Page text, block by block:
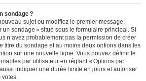
sondage ?
sujet ou modifiez le premier message,
un sondage » situé sous le formulaire principal. Si
n’avez probablement pas la permission de créer
titre du sondage et au moins deux options dans les
sur une nouvelle ligne. Vous pouvez définir le
par utilisateur en réglant « Options par
indiquer une durée limite en jours et autoriser
votes.